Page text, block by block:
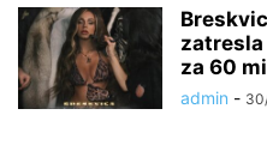
za 60
admin -